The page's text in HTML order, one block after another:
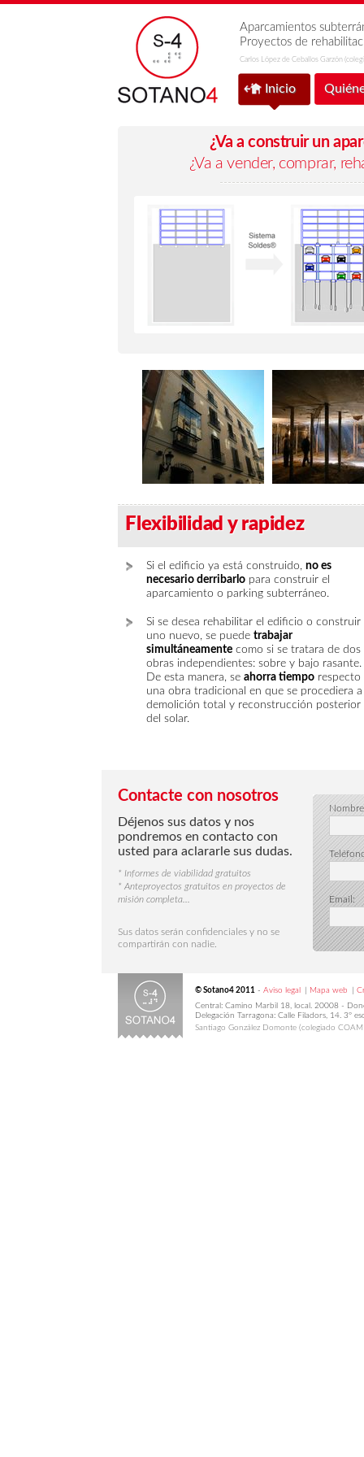
Inicio
Aparcamientos
Proyectos de
Carlos López de Ceballos Garzón
¿Va a construir un
¿Va a vender, comprar,
Flexibilidad y rapidez
Si el edificio ya está construido, no es
necesario derribarlo para construir el
aparcamiento o parking subterráneo.
Si se desea rehabilitar el edificio o construir
uno nuevo, se puede trabajar
simultáneamente como si se tratara de dos
obras independientes: sobre y bajo rasante.
De esta manera, se ahorra tiempo respecto
una obra tradicional en que se procediera a
demolición total y reconstrucción posterior
del solar.
Contacte con nosotros
Déjenos sus datos y nos
pondremos en contacto con
usted para aclararle sus dudas.
* Informes de viabilidad gratuitos
* Anteproyectos gratuitos en proyectos de
misión completa...
Sus datos serán confidenciales y no se
compartirán con nadie.
Email:
© Sotano4 2011 - Aviso legal Mapa web
Central: Camino Marbil 18, local. 20008 -
Delegación Tarragona: Calle Filadors, 14. 3º
Santiago González Domonte (colegiado